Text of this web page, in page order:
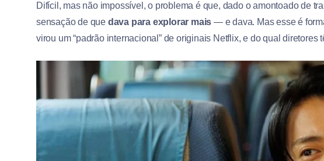
Difícil, mas não impossível, o problema é que, dado o amontoado de
sensação de que dava para explorar mais — e dava. Mas esse é
virou um “padrão internacional” de originais Netflix, e do qual diretores